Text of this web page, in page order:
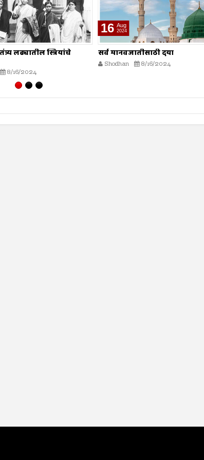
लढ्यातील स्त्रियांचे
8/16/2024
16 Aug
2024
सर्व मानवजातीसाठी दया
Shodhan 8/16/2024